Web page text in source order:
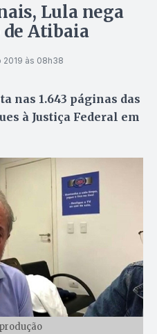
Lula nega
Atibaia
2019 às 08h38
nas 1.643 páginas das
à Justiça Federal em